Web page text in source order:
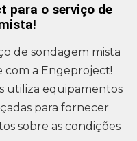
para o serviço de
de sondagem mista
com a Engeproject!
utiliza equipamentos
para fornecer
sobre as condições